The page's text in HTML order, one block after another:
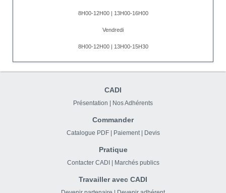
8H00-12H00 | 13H00-16H00
Vendredi
8H00-12H00 | 13H00-15H30
CADI
Présentation | Nos Adhérents
Commander
Catalogue PDF | Paiement | Devis
Pratique
Contacter CADI | Marchés publics
Travailler avec CADI